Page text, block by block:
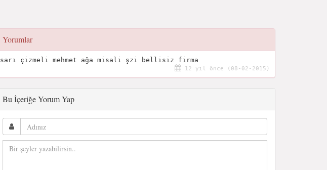
Yorumlar
sarı çizmeli mehmet ağa misali şzi bellisiz firma
12 yıl önce (08-02-2015)
Bu İçeriğe Yorum Yap